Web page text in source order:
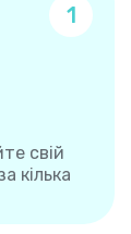
1
свій
кілька